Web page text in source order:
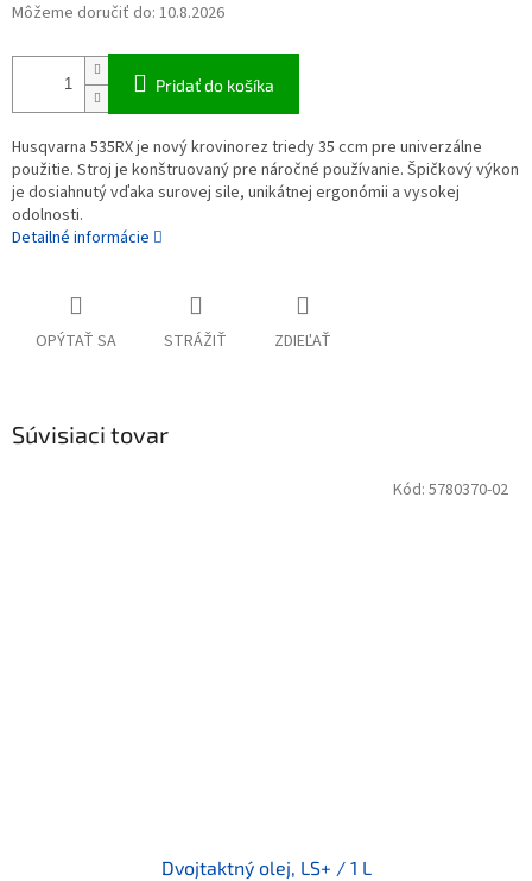
Môžeme doručiť do: 10.8.2026
Pridať do košíka
Husqvarna 535RX je nový krovinorez triedy 35 ccm pre univerzálne
použitie. Stroj je konštruovaný pre náročné používanie. Špičkový výkon
je dosiahnutý vďaka surovej sile, unikátnej ergonómii a vysokej
odolnosti.
Detailné informácie
OPÝTAŤ SA STRÁŽIŤ ZDIEĽAŤ
Súvisiaci tovar
Dvojtaktný olej, LS+ / 1 L
Kód: 5780370-02